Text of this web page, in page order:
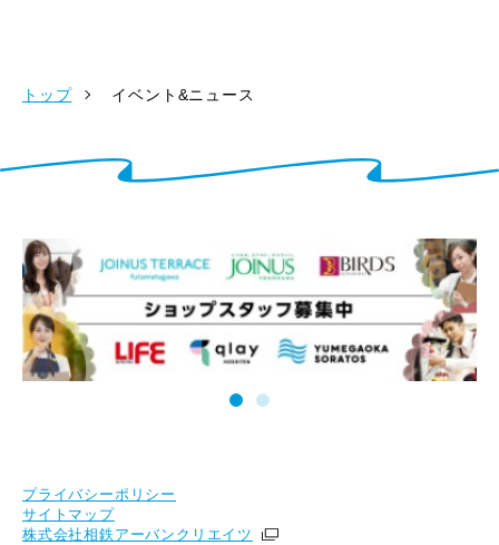
トップ イベント&ニュース
プライバシーポリシー
サイトマップ
株式会社相鉄アーバンクリエイツ